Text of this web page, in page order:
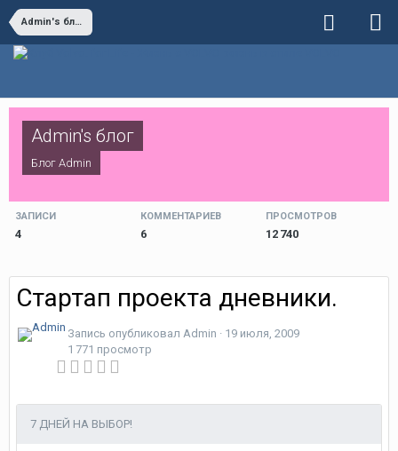
Admin's блог
Admin's блог
Блог Admin
ЗАПИСИ
4
КОММЕНТАРИЕВ
6
ПРОСМОТРОВ
12 740
Стартап проекта дневники.
Запись опубликовал Admin · 19 июля, 2009
1 771 просмотр
7 ДНЕЙ НА ВЫБОР!